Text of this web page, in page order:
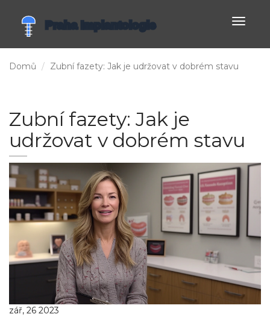
Domů Zubní fazety: Jak je udržovat v dobrém stavu
Zubní fazety: Jak je
udržovat v dobrém stavu
zář, 26 2023